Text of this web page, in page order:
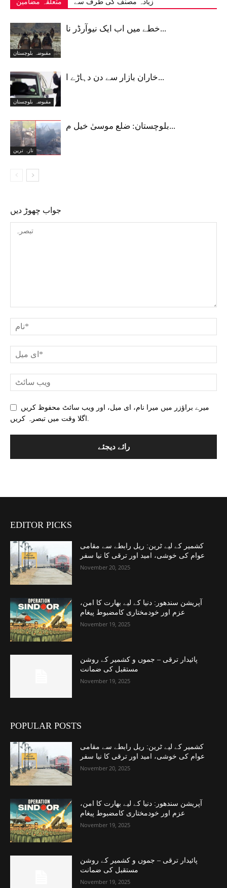
متعلقہ مضامین زیادہ مصنف کی طرف سے
مقبوضہ بلوچستان
خطے میں اب ایک نیوآرڈر نا...
مقبوضہ بلوچستان
خاران بازار سے دن دہاڑے ا...
تازہ ترین
بلوچستان: ضلع موسیٰ خیل م...
جواب چھوڑ دیں
میرے براؤزر میں میرا نام، ای میل، اور ویب سائٹ محفوظ کریں
اگلا وقت میں تبصرہ کریں.
EDITOR PICKS
کشمیر کے لیے ٹرین: ریل رابطے سے مقامی
عوام کی خوشی، امید اور ترقی کا نیا سفر
November 20, 2025
آپریشن سندھور: دنیا کے لیے بھارت کا امن،
عزم اور خودمختاری کامضبوط پیغام
November 19, 2025
پائیدار ترقی – جموں و کشمیر کے روشن
مستقبل کی ضمانت
November 19, 2025
POPULAR POSTS
کشمیر کے لیے ٹرین: ریل رابطے سے مقامی
عوام کی خوشی، امید اور ترقی کا نیا سفر
November 20, 2025
آپریشن سندھور: دنیا کے لیے بھارت کا امن،
عزم اور خودمختاری کامضبوط پیغام
November 19, 2025
پائیدار ترقی – جموں و کشمیر کے روشن
مستقبل کی ضمانت
November 19, 2025